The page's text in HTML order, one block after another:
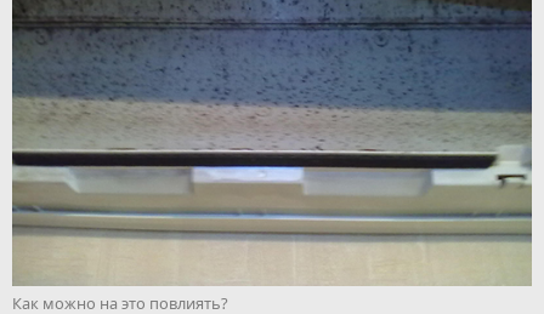
Как можно на это повлиять?